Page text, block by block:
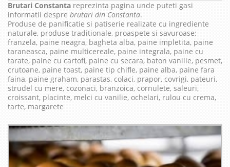
Brutari Constanta reprezinta pagina unde puteti gasi
informatii despre brutari din Constanta.
Produse de panificatie si patiserie realizate cu ingrediente
naturale, produse traditionale, proaspete si savuroase:
franzela, paine neagra, bagheta alba, paine impletita, paine
taraneasca, paine multicereale, paine integrala, paine cu
tarate, paine cu cartofi, paine cu secara, baton vanilie, pesmet,
crutoane, paine toast, paine tip chifle, paine alba, paine fara
faina, paine graham, parastas, colaci, prapor, covrigi, pateuri,
strudel cu mere, cozonaci, branzoica, cornulete, saleuri,
croissant, placinte, melci cu vanilie, ochelari, rulou cu crema,
tarte, margarete